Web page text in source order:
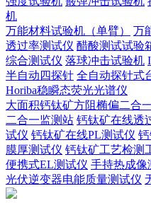
机
万能材料试验机（单臂）
万
透过率测试仪 醋酸测试试验
综合测试仪 落球冲击试验机
半自动四探针 全自动探针式
Horiba稳瞬态荧光光谱仪
大面积钙钛矿方阻椭偏二合
二合一监测站 钙钛矿在线透
试仪 钙钛矿在线PL测试仪
膜厚测试仪 钙钛矿工艺检测
便携式EL测试仪 手持热成像
光伏逆变器电能质量测试仪